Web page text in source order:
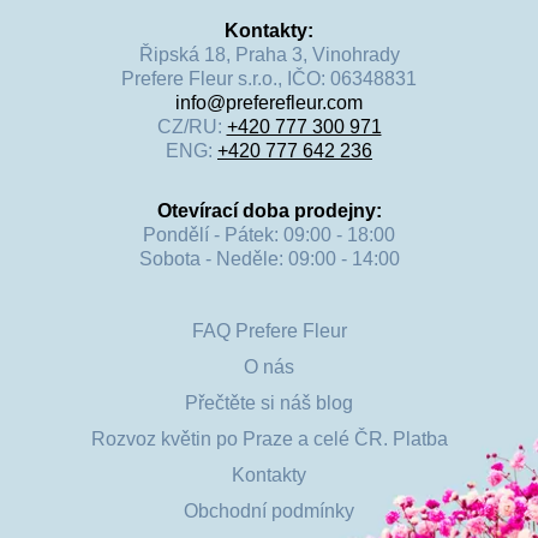
Kontakty:
Řipská 18, Praha 3, Vinohrady
Prefere Fleur s.r.o., IČO: 06348831
info@preferefleur.com
CZ/RU: +420 777 300 971
ENG: +420 777 642 236
Otevírací doba prodejny:
Pondělí - Pátek: 09:00 - 18:00
Sobota - Neděle: 09:00 - 14:00
FAQ Prefere Fleur
O nás
Přečtěte si náš blog
Rozvoz květin po Praze a celé ČR. Platba
Kontakty
Obchodní podmínky